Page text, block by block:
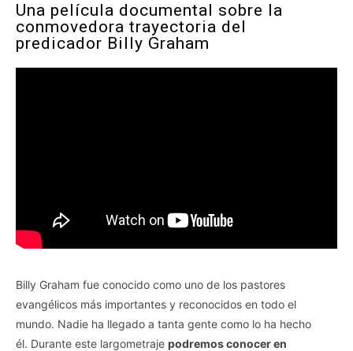
Una película documental sobre la
conmovedora trayectoria del
predicador Billy Graham
Billy Graham fue conocido como uno de los pastores
evangélicos más importantes y reconocidos en todo el
mundo. Nadie ha llegado a tanta gente como lo ha hecho
él. Durante este largometraje podremos conocer en